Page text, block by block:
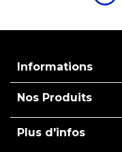
Informations
Nos Produits
Plus d'infos